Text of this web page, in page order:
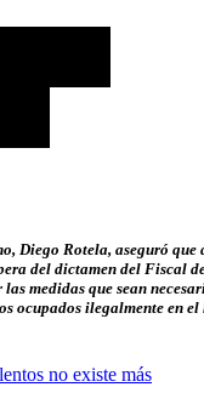
Diego Rotela, aseguró que
del dictamen del Fiscal
medidas que sean
ocupados ilegalmente en